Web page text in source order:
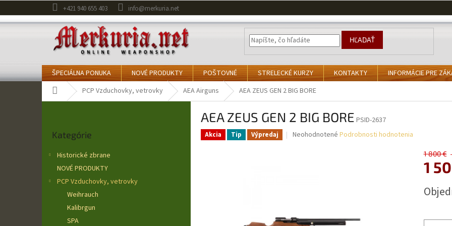
na
obsah
+421 940 655 403 info@merkuria.net
HĽADAŤ
ŠPECIÁLNA PONUKA NOVÉ PRODUKTY POŠTOVNÉ STRELECKÉ KURZY KONTAKTY
INFORMÁCIE PRE
DomovPCP Vzduchovky, vetrovky AEA Airguns AEA ZEUS GEN 2 BIG BORE
kategórie
Kategórie
Historické zbrane
NOVÉ PRODUKTY
PCP Vzduchovky, vetrovky
Weihrauch
Kalibrgun
SPA
AEA ZEUS GEN 2 BIG BORE PSID-2637
Akcia Tip Výpredaj
Priemerné
Neohodnotené Podrobnosti hodnotenia
1 800 €
1
cena: